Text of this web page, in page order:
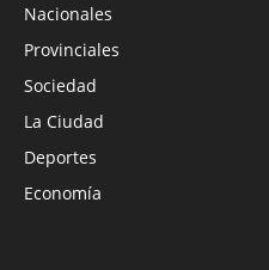
Nacionales
Provinciales
Sociedad
La Ciudad
Deportes
Economía